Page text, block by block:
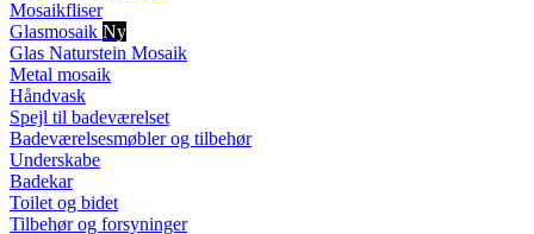
Mosaikfliser
Glasmosaik Ny
Glas Naturstein Mosaik
Metal mosaik
Håndvask
Spejl til badeværelset
Badeværelsesmøbler og tilbehør
Underskabe
Badekar
Toilet og bidet
Tilbehør og forsyninger